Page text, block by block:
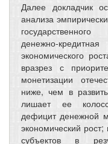
Далее докладчик
анализа
денежно-
экономического
вразрез с
монетизации
ниже, чем в
лишает ее
дефицит денежной
экономический
субъектов в